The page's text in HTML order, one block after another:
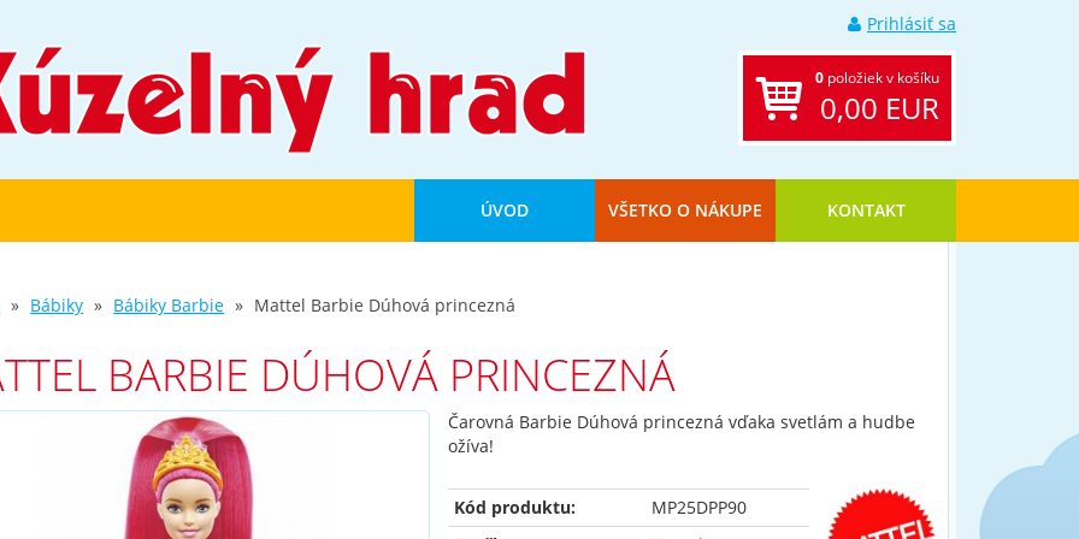
Prihlásiť sa
0 položiek v košíku
0,00 EUR
ÚVOD VŠETKO O NÁKUPE KONTAKT
Bábiky Bábiky Barbie Mattel Barbie Dúhová princezná
BARBIE DÚHOVÁ PRINCEZNÁ
Čarovná Barbie Dúhová princezná vďaka svetlám a hudbe
ožíva!
Kód produktu:
MP25DPP90